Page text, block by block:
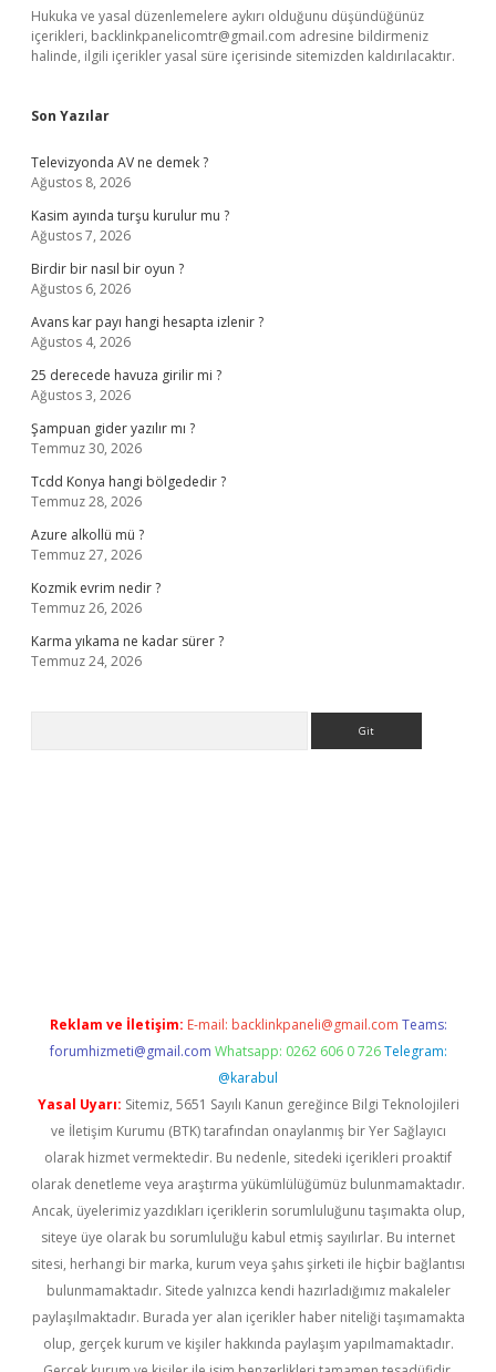
Hukuka ve yasal düzenlemelere aykırı olduğunu düşündüğünüz
içerikleri, backlinkpanelicomtr@gmail.com adresine bildirmeniz
halinde, ilgili içerikler yasal süre içerisinde sitemizden kaldırılacaktır.
Son Yazılar
Televizyonda AV ne demek ?
Ağustos 8, 2026
Kasim ayında turşu kurulur mu ?
Ağustos 7, 2026
Birdir bir nasıl bir oyun ?
Ağustos 6, 2026
Avans kar payı hangi hesapta izlenir ?
Ağustos 4, 2026
25 derecede havuza girilir mi ?
Ağustos 3, 2026
Şampuan gider yazılır mı ?
Temmuz 30, 2026
Tcdd Konya hangi bölgededir ?
Temmuz 28, 2026
Azure alkollü mü ?
Temmuz 27, 2026
Kozmik evrim nedir ?
Temmuz 26, 2026
Karma yıkama ne kadar sürer ?
Temmuz 24, 2026
Reklam ve İletişim: E-mail: backlinkpaneli@gmail.com Teams:
forumhizmeti@gmail.com Whatsapp: 0262 606 0 726 Telegram:
@karabul
Yasal Uyarı: Sitemiz, 5651 Sayılı Kanun gereğince Bilgi Teknolojileri
ve İletişim Kurumu (BTK) tarafından onaylanmış bir Yer Sağlayıcı
olarak hizmet vermektedir. Bu nedenle, sitedeki içerikleri proaktif
olarak denetleme veya araştırma yükümlülüğümüz bulunmamaktadır.
Ancak, üyelerimiz yazdıkları içeriklerin sorumluluğunu taşımakta olup,
siteye üye olarak bu sorumluluğu kabul etmiş sayılırlar. Bu internet
sitesi, herhangi bir marka, kurum veya şahıs şirketi ile hiçbir bağlantısı
bulunmamaktadır. Sitede yalnızca kendi hazırladığımız makaleler
paylaşılmaktadır. Burada yer alan içerikler haber niteliği taşımamakta
olup, gerçek kurum ve kişiler hakkında paylaşım yapılmamaktadır.